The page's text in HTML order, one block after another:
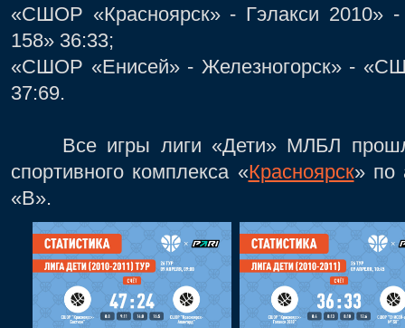
«СШОР «Красноярск» - Гэлакси
158» 36:33;
«СШОР «Енисей» - Железногорск» -
37:69.
Все игры лиги «Дети» МЛБЛ
спортивного комплекса «Красноярск» по
«В».